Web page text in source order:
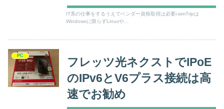
IT系の仕事をするうえでベンダー資格取得は必要i-simTripは
Windowsに限らずLinuxや...
PC
フレッツ光ネクストでIPoE
のIPv6とV6プラス接続は高
速でお勧め